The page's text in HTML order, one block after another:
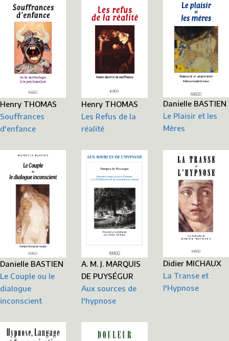
Henry THOMAS
Souffrances
d'enfance
Henry THOMAS
Les Refus de la
réalité
Danielle BASTIEN
Le Plaisir et les
Mères
Danielle BASTIEN
Le Couple ou le
dialogue
inconscient
A. M. J. MARQUIS
DE PUYSÉGUR
Aux sources de
l'hypnose
Didier MICHAUX
La Transe et
l'Hypnose